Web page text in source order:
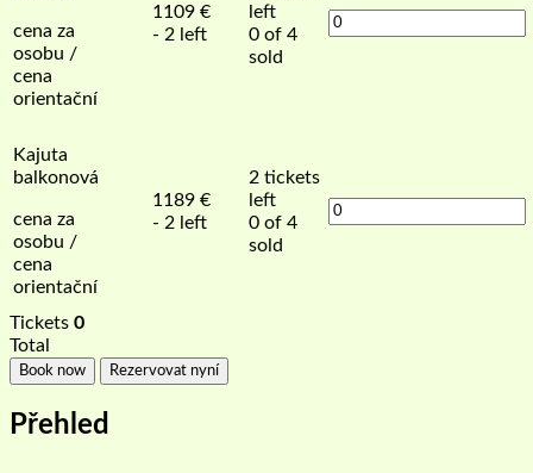
cena za
osobu /
cena
orientační
1109 €
- 2 left
left
0 of 4
sold
Kajuta
balkonová
cena za
osobu /
cena
orientační
1189 €
- 2 left
2 tickets
left
0 of 4
sold
Tickets 0
Total
Book now Rezervovat nyní
Přehled